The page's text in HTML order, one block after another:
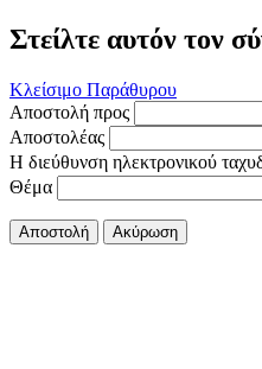
Στείλτε αυτόν τον
Κλείσιμο Παράθυρου
Αποστολή προς
Αποστολέας
Η διεύθυνση ηλεκτρονικού
Θέμα
Αποστολή Ακύρωση